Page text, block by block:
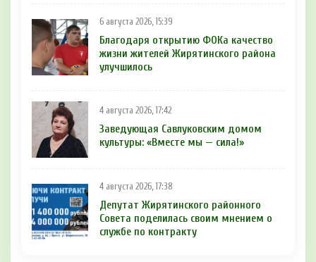
6 августа 2026, 15:39
Благодаря открытию ФОКа качество
жизни жителей Жирятинского района
улучшилось
4 августа 2026, 17:42
Заведующая Савлуковским домом
культуры: «Вместе мы — сила!»
4 августа 2026, 17:38
Депутат Жирятинского районного
Совета поделилась своим мнением о
службе по контракту